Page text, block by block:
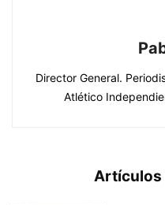
Director General.
Atlético
Artículos